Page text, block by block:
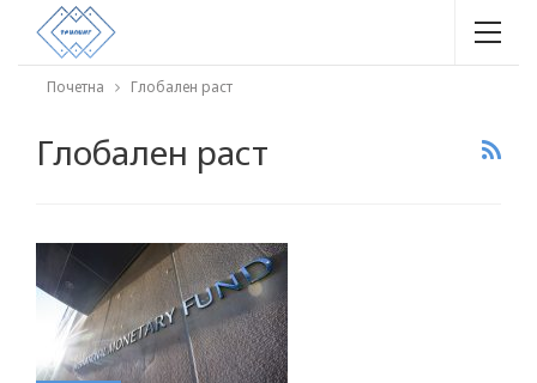
Почетна Глобален раст
Глобален раст